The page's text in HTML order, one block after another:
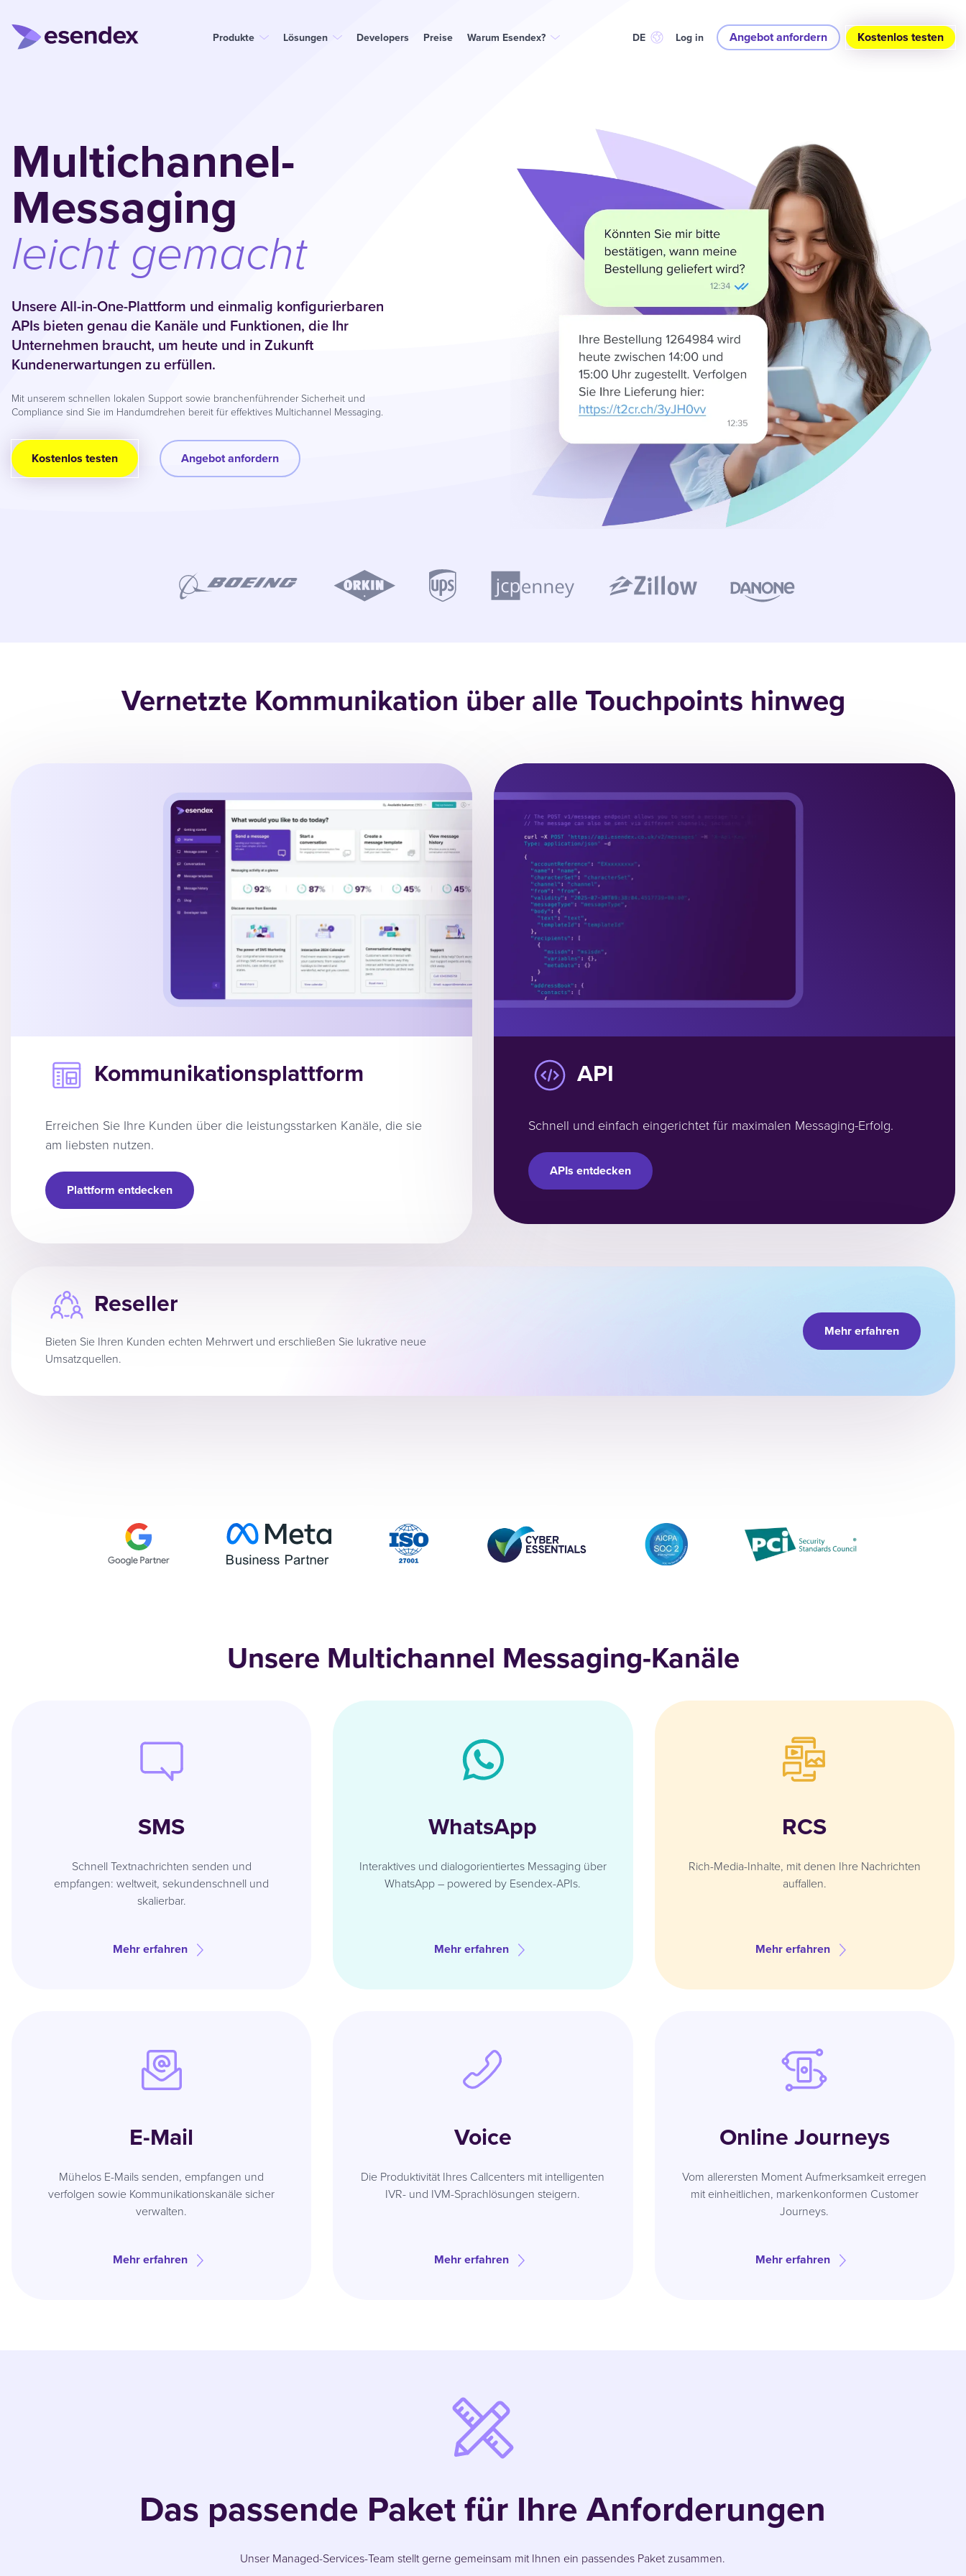
Produkte Lösungen Developers Preise Warum Esendex? DE Log in Angebot anfordern Kostenlos testen
Multichannel-
Messaging
leicht gemacht
Unsere All-in-One-Plattform und einmalig konfigurierbaren
APIs bieten genau die Kanäle und Funktionen, die Ihr
Unternehmen braucht, um heute und in Zukunft
Kundenerwartungen zu erfüllen.
Mit unserem schnellen lokalen Support sowie branchenführender Sicherheit und
Compliance sind Sie im Handumdrehen bereit für effektives Multichannel Messaging.
Kostenlos testen Angebot anfordern
Vernetzte Kommunikation über alle Touchpoints hinweg
Kommunikationsplattform
Erreichen Sie Ihre Kunden über die leistungsstarken Kanäle, die sie
am liebsten nutzen.
Plattform entdecken
API
Schnell und einfach eingerichtet für maximalen Messaging-Erfolg.
APIs entdecken
Reseller
Bieten Sie Ihren Kunden echten Mehrwert und erschließen Sie lukrative neue
Umsatzquellen.
Mehr erfahren
Unsere Multichannel Messaging-Kanäle
SMS
Schnell Textnachrichten senden und
empfangen: weltweit, sekundenschnell und
skalierbar.
Mehr erfahren
WhatsApp
Interaktives und dialogorientiertes Messaging über
WhatsApp – powered by Esendex-APIs.
Mehr erfahren
RCS
Rich-Media-Inhalte, mit denen Ihre Nachrichten
auffallen.
Mehr erfahren
E-Mail
Mühelos E-Mails senden, empfangen und
verfolgen sowie Kommunikationskanäle sicher
verwalten.
Mehr erfahren
Voice
Die Produktivität Ihres Callcenters mit intelligenten
IVR- und IVM-Sprachlösungen steigern.
Mehr erfahren
Online Journeys
Vom allerersten Moment Aufmerksamkeit erregen
mit einheitlichen, markenkonformen Customer
Journeys.
Mehr erfahren
Das passende Paket für Ihre Anforderungen
Unser Managed-Services-Team stellt gerne gemeinsam mit Ihnen ein passendes Paket zusammen.